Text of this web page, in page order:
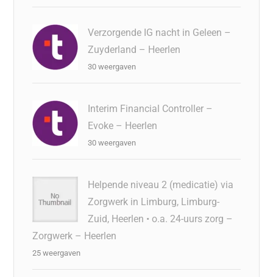
Verzorgende IG nacht in Geleen –
Zuyderland – Heerlen
30 weergaven
Interim Financial Controller –
Evoke – Heerlen
30 weergaven
Helpende niveau 2 (medicatie) via
Zorgwerk in Limburg, Limburg-
Zuid, Heerlen • o.a. 24-uurs zorg –
Zorgwerk – Heerlen
25 weergaven